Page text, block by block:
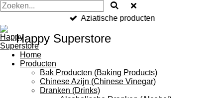
Aziatische producten
Happy Superstore
Home
Producten
Bak Producten (Baking Products)
Chinese Azijn (Chinese Vinegar)
Dranken (Drinks)